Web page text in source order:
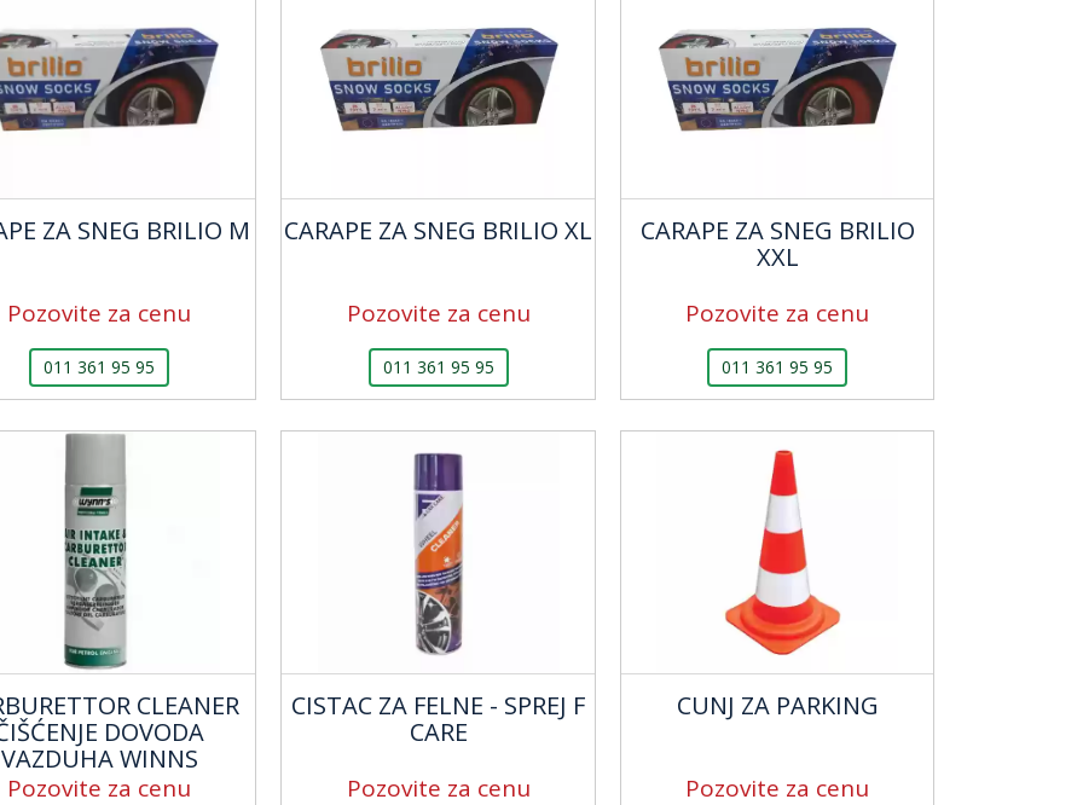
ZA SNEG BRILIO M
Pozovite za cenu
011 361 95 95
CARAPE ZA SNEG BRILIO XL
Pozovite za cenu
011 361 95 95
CARAPE ZA SNEG BRILIO
XXL
Pozovite za cenu
011 361 95 95
CLEANER
DOVODA
VAZDUHA WINNS
Pozovite za cenu
CISTAC ZA FELNE - SPREJ F
CARE
Pozovite za cenu
CUNJ ZA PARKING
Pozovite za cenu